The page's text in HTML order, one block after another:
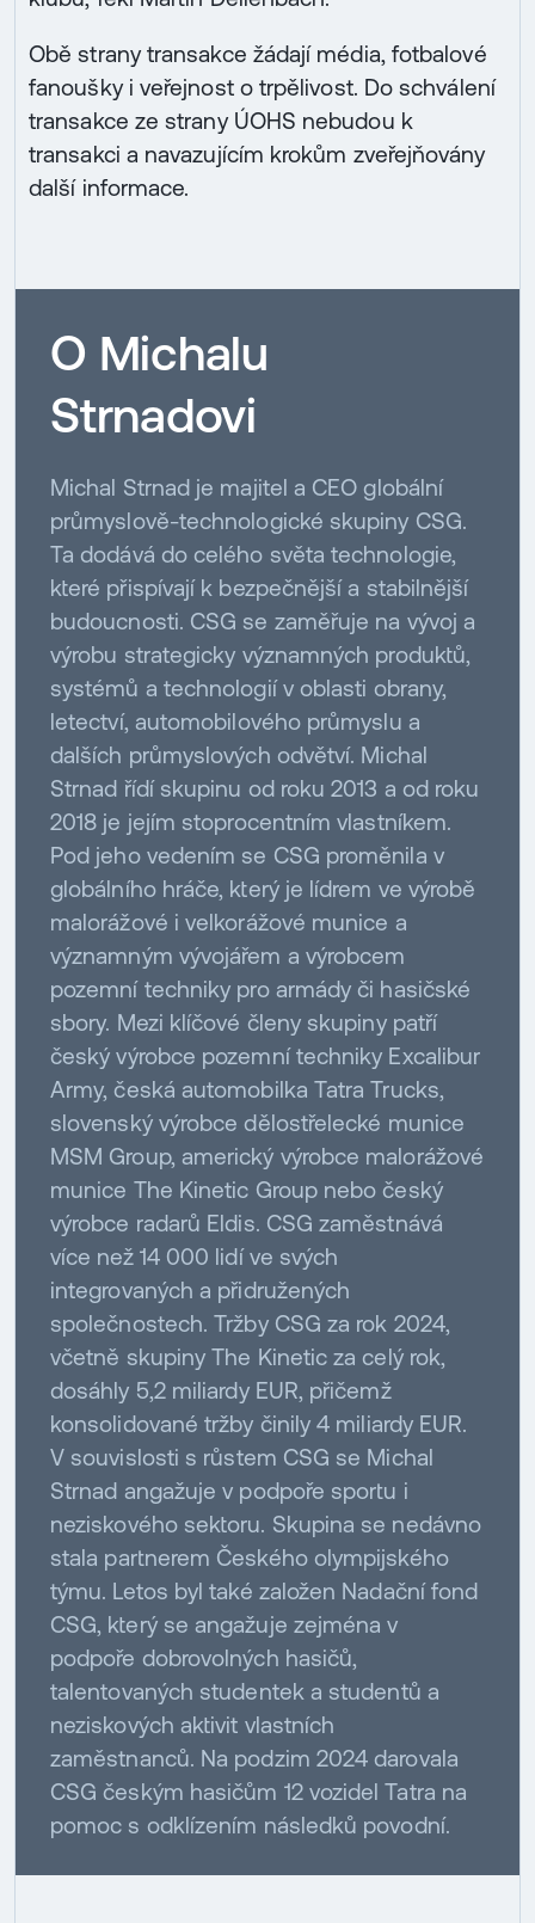
Obě strany transakce žádají média, fotbalové
fanoušky i veřejnost o trpělivost. Do schválení
transakce ze strany ÚOHS nebudou k
transakci a navazujícím krokům zveřejňovány
další informace.
O Michalu
Strnadovi
Michal Strnad je majitel a CEO globální
průmyslově-technologické skupiny CSG.
Ta dodává do celého světa technologie,
které přispívají k bezpečnější a stabilnější
budoucnosti. CSG se zaměřuje na vývoj a
výrobu strategicky významných produktů,
systémů a technologií v oblasti obrany,
letectví, automobilového průmyslu a
dalších průmyslových odvětví. Michal
Strnad řídí skupinu od roku 2013 a od roku
2018 je jejím stoprocentním vlastníkem.
Pod jeho vedením se CSG proměnila v
globálního hráče, který je lídrem ve výrobě
malorážové i velkorážové munice a
významným vývojářem a výrobcem
pozemní techniky pro armády či hasičské
sbory. Mezi klíčové členy skupiny patří
český výrobce pozemní techniky Excalibur
Army, česká automobilka Tatra Trucks,
slovenský výrobce dělostřelecké munice
MSM Group, americký výrobce malorážové
munice The Kinetic Group nebo český
výrobce radarů Eldis. CSG zaměstnává
více než 14 000 lidí ve svých
integrovaných a přidružených
společnostech. Tržby CSG za rok 2024,
včetně skupiny The Kinetic za celý rok,
dosáhly 5,2 miliardy EUR, přičemž
konsolidované tržby činily 4 miliardy EUR.
V souvislosti s růstem CSG se Michal
Strnad angažuje v podpoře sportu i
neziskového sektoru. Skupina se nedávno
stala partnerem Českého olympijského
týmu. Letos byl také založen Nadační fond
CSG, který se angažuje zejména v
podpoře dobrovolných hasičů,
talentovaných studentek a studentů a
neziskových aktivit vlastních
zaměstnanců. Na podzim 2024 darovala
CSG českým hasičům 12 vozidel Tatra na
pomoc s odklízením následků povodní.